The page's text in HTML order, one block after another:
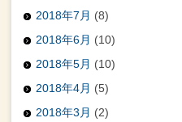
2018年7月 (8)
2018年6月 (10)
2018年5月 (10)
2018年4月 (5)
2018年3月 (2)